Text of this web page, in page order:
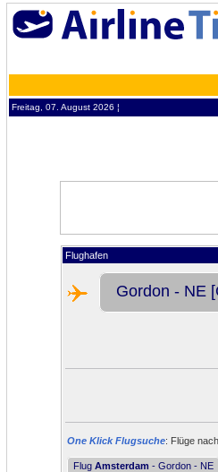
Freitag, 07. August 2026 ¦
Flughafen
Gordon - NE
One Klick Flugsuche: Flüge
Flug Amsterdam - Gordon - NE